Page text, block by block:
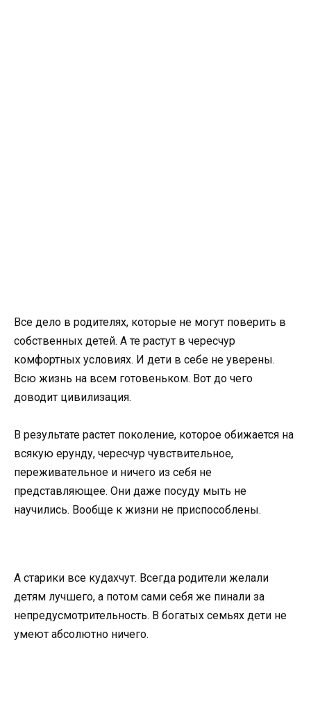
Все дело в родителях, которые не могут поверить в
собственных детей. А те растут в чересчур
комфортных условиях. И дети в себе не уверены.
Всю жизнь на всем готовеньком. Вот до чего
доводит цивилизация.
В результате растет поколение, которое обижается на
всякую ерунду, чересчур чувствительное,
переживательное и ничего из себя не
представляющее. Они даже посуду мыть не
научились. Вообще к жизни не приспособлены.
А старики все кудахчут. Всегда родители желали
детям лучшего, а потом сами себя же пинали за
непредусмотрительность. В богатых семьях дети не
умеют абсолютно ничего.